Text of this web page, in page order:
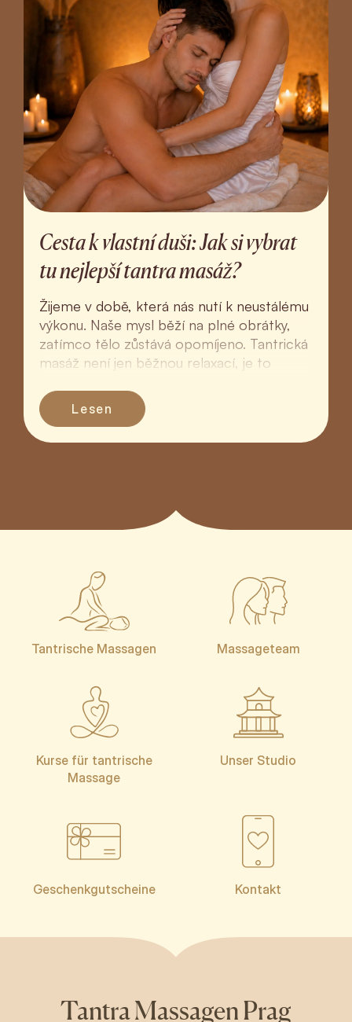
Cesta k vlastní duši: Jak si vybrat
tu nejlepší tantra masáž?
Žijeme v době, která nás nutí k neustálému
výkonu. Naše mysl běží na plné obrátky,
zatímco tělo zůstává opomíjeno. Tantrická
masáž není jen běžnou relaxací, je to
Lesen
Tantrische Massagen Massageteam
Kurse für tantrische
Massage
Unser Studio
Geschenkgutscheine Kontakt
Tantra Massagen Prag